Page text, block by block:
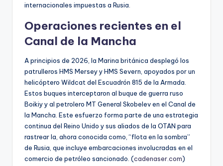
internacionales impuestas a Rusia.
Operaciones recientes en el
Canal de la Mancha
A principios de 2026, la Marina británica desplegó los
patrulleros HMS Mersey y HMS Severn, apoyados por un
helicóptero Wildcat del Escuadrón 815 de la Armada.
Estos buques interceptaron al buque de guerra ruso
Boikiy y al petrolero MT General Skobelev en el Canal de
la Mancha. Este esfuerzo forma parte de una estrategia
continua del Reino Unido y sus aliados de la OTAN para
rastrear la, ahora conocida como, “flota en la sombra”
de Rusia, que incluye embarcaciones involucradas en el
comercio de petróleo sancionado. (cadenaser.com)